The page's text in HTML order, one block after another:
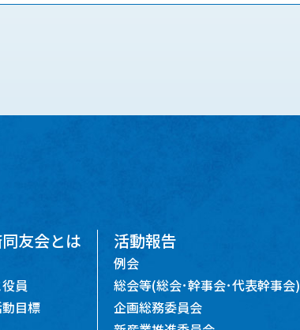
友会とは
員
目標
活動報告
例会
総会等(総会･幹事会･代表幹事会)
企画総務委員会